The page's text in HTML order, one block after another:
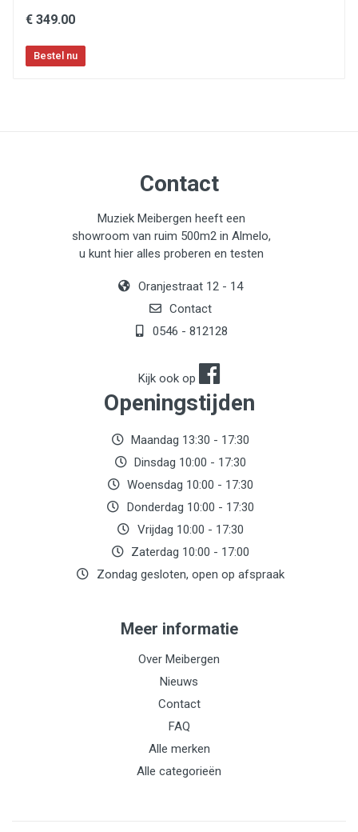
€ 349.00
Contact
Muziek Meibergen heeft een
showroom van ruim 500m2 in Almelo,
u kunt hier alles proberen en testen
Oranjestraat 12 - 14
Contact
0546 - 812128
Kijk ook op
Openingstijden
Maandag 13:30 - 17:30
Dinsdag 10:00 - 17:30
Woensdag 10:00 - 17:30
Donderdag 10:00 - 17:30
Vrijdag 10:00 - 17:30
Zaterdag 10:00 - 17:00
Zondag gesloten, open op afspraak
Meer informatie
Over Meibergen
Nieuws
Contact
FAQ
Alle merken
Alle categorieën